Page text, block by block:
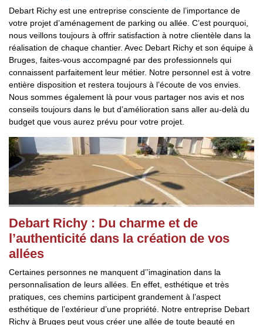
Debart Richy est une entreprise consciente de l’importance de
votre projet d’aménagement de parking ou allée. C’est pourquoi,
nous veillons toujours à offrir satisfaction à notre clientèle dans la
réalisation de chaque chantier. Avec Debart Richy et son équipe à
Bruges, faites-vous accompagné par des professionnels qui
connaissent parfaitement leur métier. Notre personnel est à votre
entière disposition et restera toujours à l’écoute de vos envies.
Nous sommes également là pour vous partager nos avis et nos
conseils toujours dans le but d’amélioration sans aller au-delà du
budget que vous aurez prévu pour votre projet.
Debart Richy : Du charme et de
l’authenticité dans la création de vos
allées
Certaines personnes ne manquent d’’imagination dans la
personnalisation de leurs allées. En effet, esthétique et très
pratiques, ces chemins participent grandement à l’aspect
esthétique de l’extérieur d’une propriété. Notre entreprise Debart
Richy à Bruges peut vous créer une allée de toute beauté en